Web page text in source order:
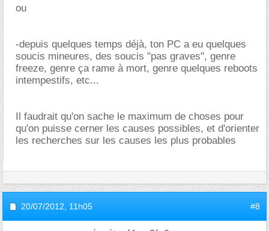
ou
-depuis quelques temps déjà, ton PC a eu quelques
soucis mineures, des soucis "pas graves", genre
freeze, genre ça rame à mort, genre quelques reboots
intempestifs, etc...
Il faudrait qu'on sache le maximum de choses pour
qu'on puisse cerner les causes possibles, et d'orienter
les recherches sur les causes les plus probables
20/07/2012, 11h05 #8